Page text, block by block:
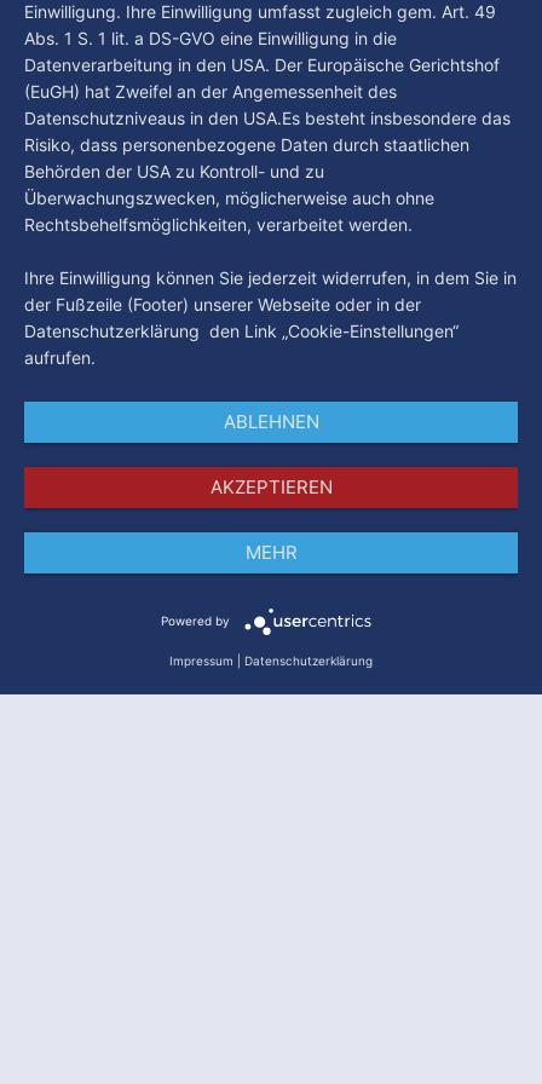
Datenschutz
Einwilligung. Ihre Einwilligung umfasst zugleich gem. Art. 49
Abs. 1 S. 1 lit. a DS-GVO eine Einwilligung in die
Datenverarbeitung in den USA. Der Europäische Gerichtshof
(EuGH) hat Zweifel an der Angemessenheit des
Datenschutzniveaus in den USA.Es besteht insbesondere das
Risiko, dass personenbezogene Daten durch staatlichen
Behörden der USA zu Kontroll- und zu
Überwachungszwecken, möglicherweise auch ohne
Rechtsbehelfsmöglichkeiten, verarbeitet werden.
Ihre Einwilligung können Sie jederzeit widerrufen, in dem Sie in
der Fußzeile (Footer) unserer Webseite oder in der
Datenschutzerklärung den Link „Cookie-Einstellungen“
aufrufen.
ABLEHNEN
AKZEPTIEREN
MEHR
Powered by
Impressum Datenschutzerklärung